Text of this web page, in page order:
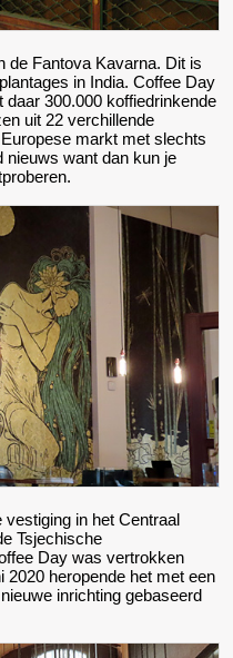
de Fantova Kavarna. Dit is
in India. Coffee Day
daar 300.000 koffiedrinkende
uit 22 verchillende
markt met slechts
nieuws want dan kun je
vestiging in het Centraal
Tsjechische
Day was vertrokken
2020 heropende het met een
inrichting gebaseerd